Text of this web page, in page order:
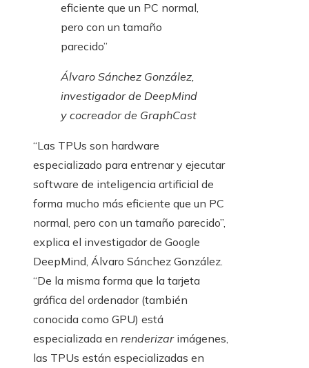
eficiente que un PC normal,
pero con un tamaño
parecido”
Álvaro Sánchez González,
investigador de DeepMind
y cocreador de GraphCast
“Las TPUs son hardware
especializado para entrenar y ejecutar
software de inteligencia artificial de
forma mucho más eficiente que un PC
normal, pero con un tamaño parecido”,
explica el investigador de Google
DeepMind, Álvaro Sánchez González.
“De la misma forma que la tarjeta
gráfica del ordenador (también
conocida como GPU) está
especializada en renderizarimágenes,
las TPUs están especializadas en